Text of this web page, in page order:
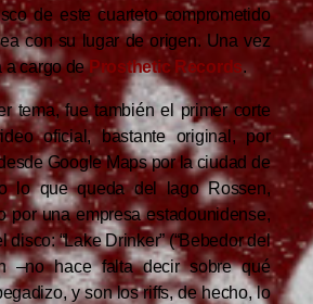
de este cuarteto comprometido
con su lugar de origen. Una vez
a cargo de Prosthetic Records.
tema, fue también el primer corte
oficial, bastante original, por
Google Maps por la ciudad de
lo que queda del lago Rossen,
por una empresa estadounidense,
disco: “Lake Drinker” (“Bebedor del
–no hace falta decir sobre qué
y son los riffs, de hecho, lo